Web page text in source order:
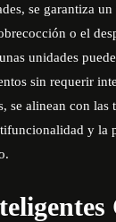
se garantiza
o el
unidades
sin requerir
se alinean con las
y la